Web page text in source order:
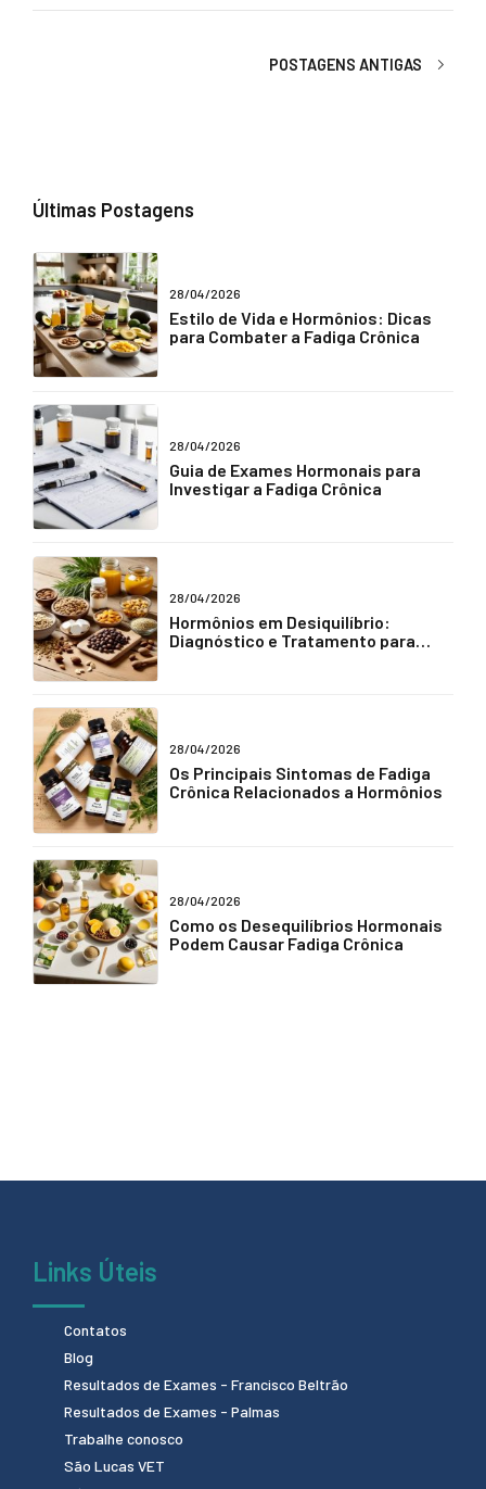
POSTAGENS ANTIGAS
Últimas Postagens
28/04/2026
Estilo de Vida e Hormônios: Dicas
para Combater a Fadiga Crônica
28/04/2026
Guia de Exames Hormonais para
Investigar a Fadiga Crônica
28/04/2026
Hormônios em Desiquilíbrio:
Diagnóstico e Tratamento para
28/04/2026
Os Principais Sintomas de Fadiga
Crônica Relacionados a Hormônios
28/04/2026
Como os Desequilíbrios Hormonais
Podem Causar Fadiga Crônica
Links Úteis
Contatos
Blog
Resultados de Exames - Francisco Beltrão
Resultados de Exames - Palmas
Trabalhe conosco
São Lucas VET